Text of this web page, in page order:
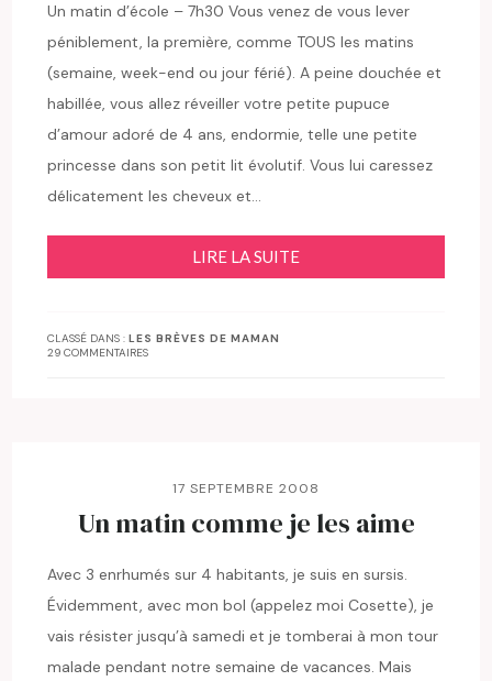
Un matin d’école – 7h30 Vous venez de vous lever
péniblement, la première, comme TOUS les matins
(semaine, week-end ou jour férié). A peine douchée et
habillée, vous allez réveiller votre petite pupuce
d’amour adoré de 4 ans, endormie, telle une petite
princesse dans son petit lit évolutif. Vous lui caressez
délicatement les cheveux et…
LIRE LA SUITE
CLASSÉ DANS :LES BRÈVES DE MAMAN
29 COMMENTAIRES
17 SEPTEMBRE 2008
Un matin comme je les aime
Avec 3 enrhumés sur 4 habitants, je suis en sursis.
Évidemment, avec mon bol (appelez moi Cosette), je
vais résister jusqu’à samedi et je tomberai à mon tour
malade pendant notre semaine de vacances. Mais